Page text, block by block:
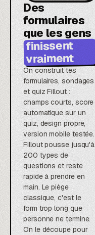
Des
formulaires
que les gens
finissent
vraiment
On construit tes
formulaires, sondages
et quiz Fillout :
champs courts, score
automatique sur un
quiz, design propre,
version mobile testée.
Fillout pousse jusqu'à
200 types de
questions et reste
rapide à prendre en
main. Le piège
classique, c'est le
form trop long que
personne ne termine.
On le découpe pour